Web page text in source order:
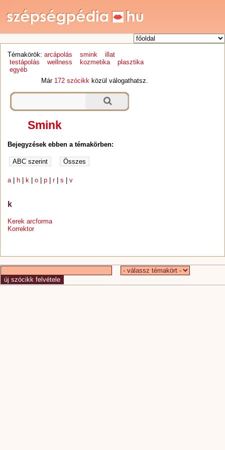
Témakörök: arcápolás smink
illat
testápolás
wellness kozmetika
plasztika
egyéb
Már 172 szócikk közül válogathatsz.
Smink
Bejegyzések ebben a témakörben:
a| h k |o |p |r|s |v
k
Kerek arcforma
Korrektor